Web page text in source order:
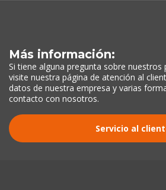
Más información:
Si tiene alguna pregunta sobre
visite nuestra página de atención al
datos de nuestra empresa y varias
contacto con nosotros.
Servicio al